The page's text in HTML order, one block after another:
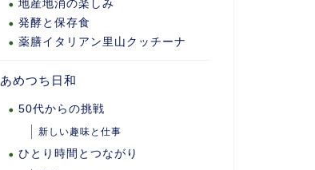
地産地消の楽しみ
発酵と保存食
薬膳イタリアン里山クッチーナ
あめつち日和
50代からの挑戦
新しい趣味と仕事
ひとり時間とつながり